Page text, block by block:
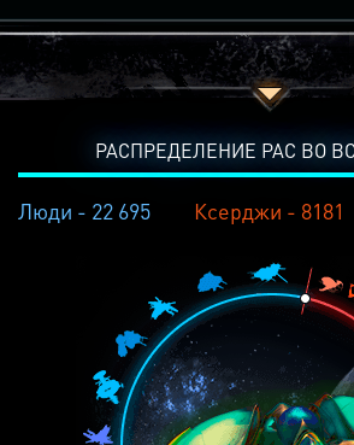
РАСПРЕДЕЛЕНИЕ РАС ВО
Люди - 22 695 Ксерджи - 8181